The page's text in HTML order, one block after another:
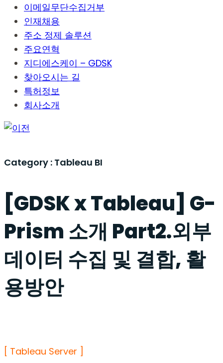
이메일무단수집거부
인재채용
주소 정제 솔루션
주요연혁
지디에스케이 – GDSK
찾아오시는 길
특허정보
회사소개
Category : Tableau BI
[GDSK x Tableau] G-
Prism 소개 Part2.외부
데이터 수집 및 결합, 활
용방안
[ Tableau Server ]